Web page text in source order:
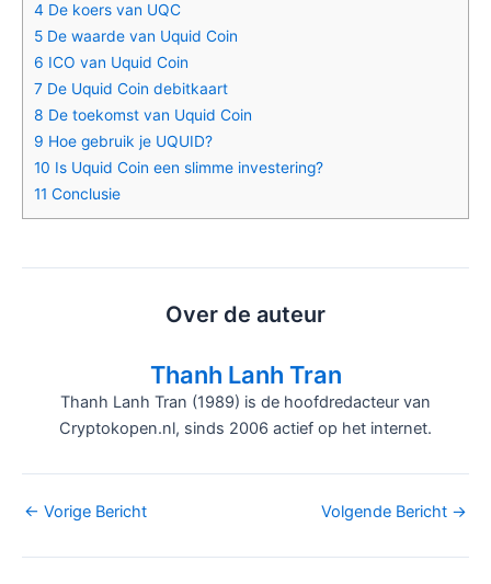
4 De koers van UQC
5 De waarde van Uquid Coin
6 ICO van Uquid Coin
7 De Uquid Coin debitkaart
8 De toekomst van Uquid Coin
9 Hoe gebruik je UQUID?
10 Is Uquid Coin een slimme investering?
11 Conclusie
Over de auteur
Thanh Lanh Tran
Thanh Lanh Tran (1989) is de hoofdredacteur van
Cryptokopen.nl, sinds 2006 actief op het internet.
Bericht
← Vorige Bericht Volgende Bericht →